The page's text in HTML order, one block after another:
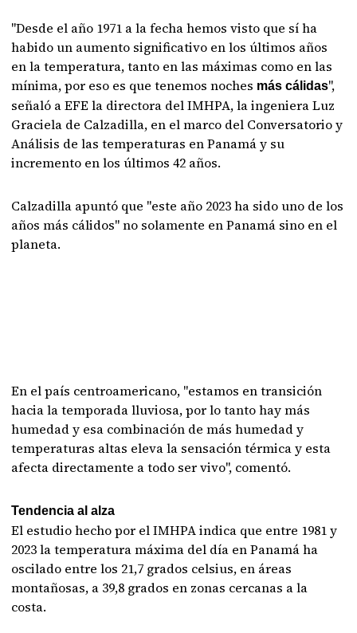
"Desde el año 1971 a la fecha hemos visto que sí ha
habido un aumento significativo en los últimos años
en la temperatura, tanto en las máximas como en las
mínima, por eso es que tenemos noches más cálidas",
señaló a EFE la directora del IMHPA, la ingeniera Luz
Graciela de Calzadilla, en el marco del Conversatorio y
Análisis de las temperaturas en Panamá y su
incremento en los últimos 42 años.
Calzadilla apuntó que "este año 2023 ha sido uno de los
años más cálidos" no solamente en Panamá sino en el
planeta.
En el país centroamericano, "estamos en transición
hacia la temporada lluviosa, por lo tanto hay más
humedad y esa combinación de más humedad y
temperaturas altas eleva la sensación térmica y esta
afecta directamente a todo ser vivo", comentó.
Tendencia al alza
El estudio hecho por el IMHPA indica que entre 1981 y
2023 la temperatura máxima del día en Panamá ha
oscilado entre los 21,7 grados celsius, en áreas
montañosas, a 39,8 grados en zonas cercanas a la
costa.